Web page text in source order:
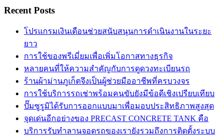
Recent Posts
โปรแกรมเงินเดือนช่วยสนับสนุนการดำเนินงานในระยะ
ยาว
การใช้ของพรีเมี่ยมเพื่อเพิ่มโอกาสทางธุรกิจ
หลายคนที่ให้ความสำคัญกับการดูดวงทะเบียนรถ
ร้านผ้าม่านภูเก็ตจึงเป็นผู้ช่วยมืออาชีพที่ครบวงจร
การใช้บริการรถเช่าพร้อมคนขับยังมีข้อดีเชิงเปรียบเทียบ
ปั๊มซูรูมิได้รับการออกแบบมาเพื่อมอบประสิทธิภาพสูงสุด
จุดเด่นอีกอย่างของ PRECAST CONCRETE TANK คือ
บริการรับทำลานจอดรถของเรายังรวมถึงการติดตั้งระบบ